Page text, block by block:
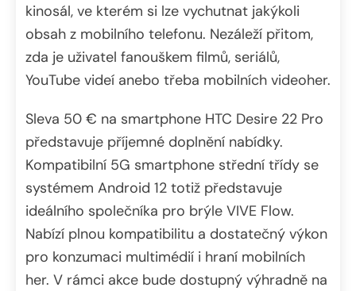
kinosál, ve kterém si lze vychutnat jakýkoli
obsah z mobilního telefonu. Nezáleží přitom,
zda je uživatel fanouškem filmů, seriálů,
YouTube videí anebo třeba mobilních videoher.
Sleva 50 € na smartphone HTC Desire 22 Pro
představuje příjemné doplnění nabídky.
Kompatibilní 5G smartphone střední třídy se
systémem Android 12 totiž představuje
ideálního společníka pro brýle VIVE Flow.
Nabízí plnou kompatibilitu a dostatečný výkon
pro konzumaci multimédií i hraní mobilních
her. V rámci akce bude dostupný výhradně na